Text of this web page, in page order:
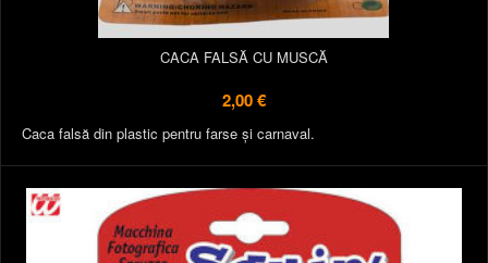
CACA FALSĂ CU MUSCĂ
2,00 €
Caca falsă din plastic pentru farse și carnaval.